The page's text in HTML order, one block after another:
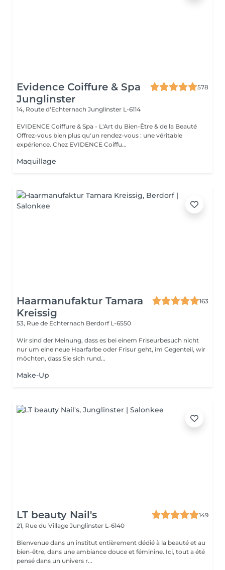
Evidence Coiffure & Spa
Junglinster
578
14, Route d‘Echternach Junglinster L-6114
EVIDENCE Coiffure & Spa - L'Art du Bien-Être & de la Beauté
Offrez-vous bien plus qu'un rendez-vous : une véritable
expérience. Chez EVIDENCE Coiffu...
Maquillage
Haarmanufaktur Tamara
Kreissig
163
53, Rue de Echternach Berdorf L-6550
Wir sind der Meinung, dass es bei einem Friseurbesuch nicht
nur um eine neue Haarfarbe oder Frisur geht, im Gegenteil, wir
möchten, dass Sie sich rund...
Make-Up
LT beauty Nail's
149
21, Rue du Village Junglinster L-6140
Bienvenue dans un institut entièrement dédié à la beauté et au
bien-être, dans une ambiance douce et féminine. Ici, tout a été
pensé dans un univers r...